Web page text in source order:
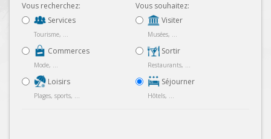
Vous recherchez:
Services
Tourisme, ...
Commerces
Mode, ...
Loisirs
Plages, sports, ...
Vous souhaitez:
Visiter
Musées, ...
Sortir
Restaurants, ...
Séjourner
Hôtels, ...